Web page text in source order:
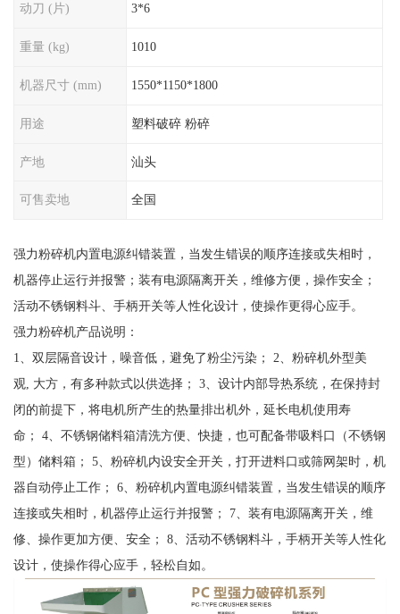
动刀 (片) 3*6
重量 (kg) 1010
机器尺寸 (mm) 1550*1150*1800
用途 塑料破碎 粉碎
产地 汕头
可售卖地 全国
强力粉碎机内置电源纠错装置，当发生错误的顺序连接或失相时，
机器停止运行并报警；装有电源隔离开关，维修方便，操作安全；
活动不锈钢料斗、手柄开关等人性化设计，使操作更得心应手。
强力粉碎机产品说明：
1、双层隔音设计，噪音低，避免了粉尘污染； 2、粉碎机外型美
观, 大方，有多种款式以供选择； 3、设计内部导热系统，在保持封
闭的前提下，将电机所产生的热量排出机外，延长电机使用寿
命； 4、不锈钢储料箱清洗方便、快捷，也可配备带吸料口（不锈钢
型）储料箱； 5、粉碎机内设安全开关，打开进料口或筛网架时，机
器自动停止工作； 6、粉碎机内置电源纠错装置，当发生错误的顺序
连接或失相时，机器停止运行并报警； 7、装有电源隔离开关，维
修、操作更加方便、安全； 8、活动不锈钢料斗，手柄开关等人性化
设计，使操作得心应手，轻松自如。